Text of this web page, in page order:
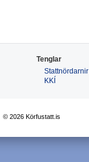
Tenglar
Stattnördarnir
KKÍ
© 2026 Körfustatt.is